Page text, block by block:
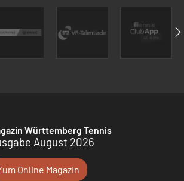
Württemberg Tennis
August 2026
Online Magazin